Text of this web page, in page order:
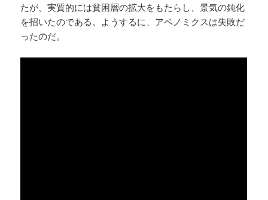
たが、実質的には貧困層の拡大をもたらし、景気の鈍化
を招いたのである。ようするに、アベノミクスは失敗だ
ったのだ。